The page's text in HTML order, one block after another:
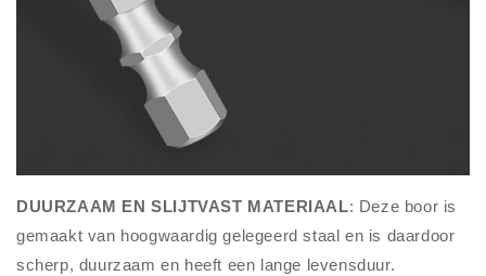
DUURZAAM EN SLIJTVAST MATERIAAL: Deze boor is
gemaakt van hoogwaardig gelegeerd staal en is daardoor
scherp, duurzaam en heeft een lange levensduur.